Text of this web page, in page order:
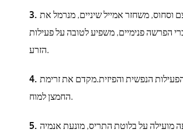
וסחוס, משחזר אמייל שיניים, מנרמל את
הפרשה פנימיים, משפיע לטובה על פעילות
הזרע.
הנפשית והפיזית.מקדם את זרימת
החמצן למוח.
מועילה על בלוטת התריס, מונעת אנמיה